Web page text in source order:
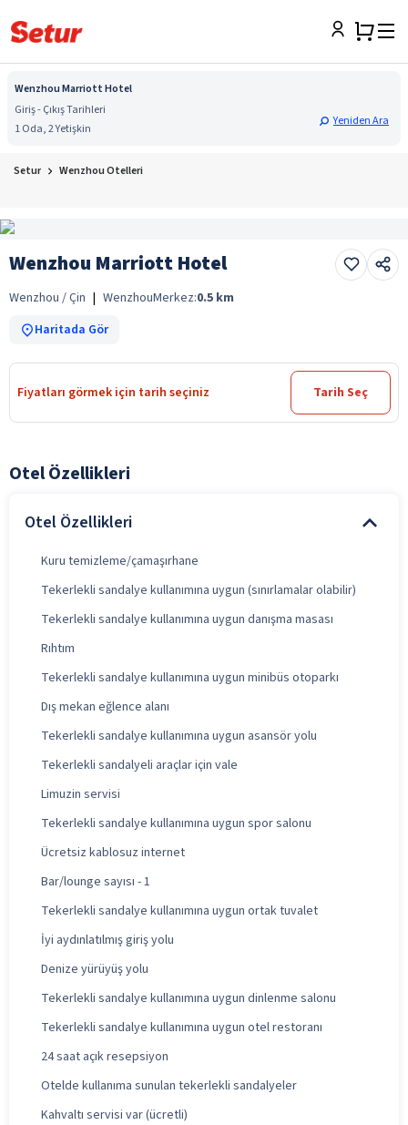
Wenzhou Marriott Hotel
Giriş - Çıkış Tarihleri
1 Oda, 2 Yetişkin
Yeniden Ara
Setur Wenzhou Otelleri
Wenzhou Marriott Hotel
Wenzhou / Çin | WenzhouMerkez:0.5 km
Haritada Gör
Fiyatları görmek için tarih seçiniz Tarih Seç
Otel Özellikleri
Otel Özellikleri
Kuru temizleme/çamaşırhane
Tekerlekli sandalye kullanımına uygun (sınırlamalar olabilir)
Tekerlekli sandalye kullanımına uygun danışma masası
Rıhtım
Tekerlekli sandalye kullanımına uygun minibüs otoparkı
Dış mekan eğlence alanı
Tekerlekli sandalye kullanımına uygun asansör yolu
Tekerlekli sandalyeli araçlar için vale
Limuzin servisi
Tekerlekli sandalye kullanımına uygun spor salonu
Ücretsiz kablosuz internet
Bar/lounge sayısı - 1
Tekerlekli sandalye kullanımına uygun ortak tuvalet
İyi aydınlatılmış giriş yolu
Denize yürüyüş yolu
Tekerlekli sandalye kullanımına uygun dinlenme salonu
Tekerlekli sandalye kullanımına uygun otel restoranı
24 saat açık resepsiyon
Otelde kullanıma sunulan tekerlekli sandalyeler
Kahvaltı servisi var (ücretli)